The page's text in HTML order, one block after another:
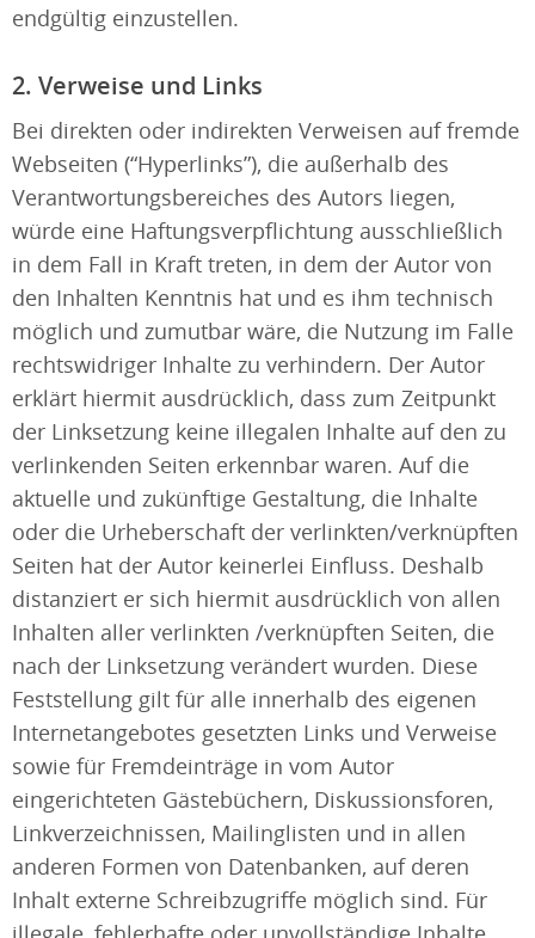
endgültig einzustellen.
2. Verweise und Links
Bei direkten oder indirekten Verweisen auf fremde
Webseiten (“Hyperlinks”), die außerhalb des
Verantwortungsbereiches des Autors liegen,
würde eine Haftungsverpflichtung ausschließlich
in dem Fall in Kraft treten, in dem der Autor von
den Inhalten Kenntnis hat und es ihm technisch
möglich und zumutbar wäre, die Nutzung im Falle
rechtswidriger Inhalte zu verhindern. Der Autor
erklärt hiermit ausdrücklich, dass zum Zeitpunkt
der Linksetzung keine illegalen Inhalte auf den zu
verlinkenden Seiten erkennbar waren. Auf die
aktuelle und zukünftige Gestaltung, die Inhalte
oder die Urheberschaft der verlinkten/verknüpften
Seiten hat der Autor keinerlei Einfluss. Deshalb
distanziert er sich hiermit ausdrücklich von allen
Inhalten aller verlinkten /verknüpften Seiten, die
nach der Linksetzung verändert wurden. Diese
Feststellung gilt für alle innerhalb des eigenen
Internetangebotes gesetzten Links und Verweise
sowie für Fremdeinträge in vom Autor
eingerichteten Gästebüchern, Diskussionsforen,
Linkverzeichnissen, Mailinglisten und in allen
anderen Formen von Datenbanken, auf deren
Inhalt externe Schreibzugriffe möglich sind. Für